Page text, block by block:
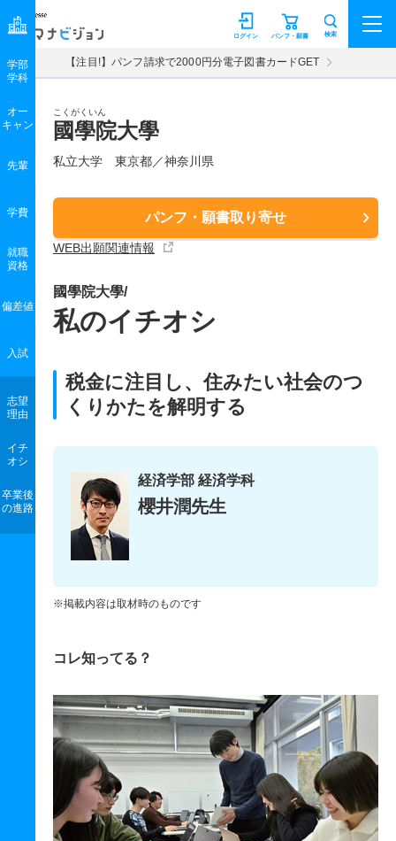
マナビジョン パンフ・願書
ログイン 検索
【注目!】パンフ請求で2000円分電子図書カードGET
こくがくいん
國學院大學
私立大学 東京都／神奈川県
パンフ・願書取り寄せ
WEB出願関連情報
学部
学科
オー
キャン
先輩
学費
就職
資格
偏差値
入試
志望
理由
イチ
オシ
卒業後
の進路
國學院大學/
私のイチオシ
税金に注目し、住みたい社会のつ
くりかたを解明する
経済学部 経済学科
櫻井潤先生
※掲載内容は取材時のものです
コレ知ってる？